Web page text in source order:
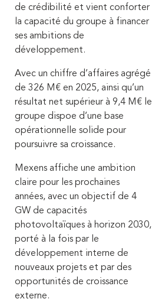
de crédibilité et vient conforter
la capacité du groupe à financer
ses ambitions de
développement.
Avec un chiffre d’affaires agrégé
de 326 M€ en 2025, ainsi qu’un
résultat net supérieur à 9,4 M€ le
groupe dispoe d’une base
opérationnelle solide pour
poursuivre sa croissance.
Mexens affiche une ambition
claire pour les prochaines
années, avec un objectif de 4
GW de capacités
photovoltaïques à horizon 2030,
porté à la fois par le
développement interne de
nouveaux projets et par des
opportunités de croissance
externe.